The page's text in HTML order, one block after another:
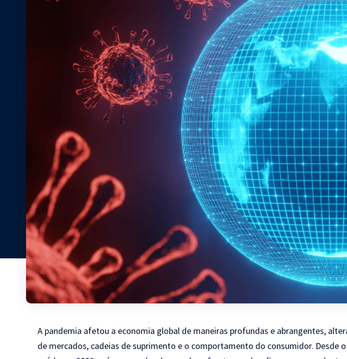
A pandemia afetou a economia global de maneiras profundas e abrangentes,
de mercados, cadeias de suprimento e o comportamento do consumidor. Desde